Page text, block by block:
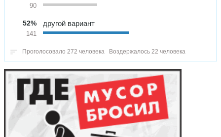
90
52%
141
другой вариант
Проголосовало 272 человека Воздержалось 22 человека